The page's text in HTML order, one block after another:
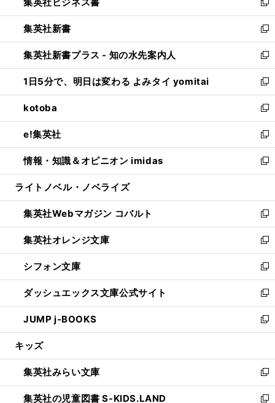
で
開
く
ド
ウ
で
開
く
い
ウ
ィ
ン
ド
ウ
で
開
く
新
し
い
ウ
ィ
ン
ド
ウ
で
開
く
集英社新書
新
し
い
ウ
ィ
ン
ド
ウ
で
開
く
集英社新書プラス - 知の水先案内人
新
し
い
ウ
ィ
ン
ド
ウ
で
開
1日5分で、明日は変わる よみタイ yomitai
新
し
い
ウ
ィ
ン
ド
ウ
開
く
kotoba
新
し
い
ウ
ィ
ン
ウ
で
開
く
e!集英社
新
し
い
ウ
ン
ド
ウ
で
開
く
情報・知識＆オピニオン imidas
新
し
ウ
ィ
ン
ド
ウ
で
開
く
ライトノベル・ノベライズ
集英社Webマガジン コバルト
新
し
い
ウ
ィ
ン
ド
ウ
で
開
集英社オレンジ文庫
新
し
い
ウ
ィ
ン
ド
ウ
開
く
シフォン文庫
新
し
い
ウ
ィ
ン
ウ
で
開
く
ダッシュエックス文庫公式サイト
新
し
い
ウ
ン
ド
ウ
で
JUMP j-BOOKS
新
し
ウ
ィ
ン
ド
キッズ
集英社みらい文庫
新
し
い
集英社の児童図書 S-KIDS.LAND